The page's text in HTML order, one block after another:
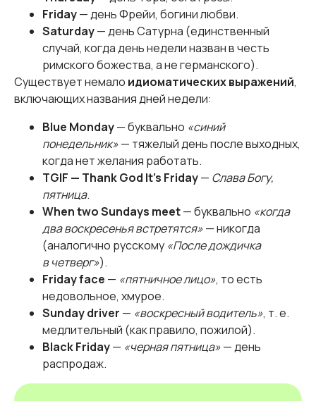
Friday— день Фрейи, богини любви.
Saturday— день Сатурна (единственный
случай, когда день недели назван в честь
римского божества, а не германского).
Существует немало идиоматических выражений,
включающих названия дней недели:
Blue Monday— буквально «синий
понедельник»— тяжелый день после выходных,
когда нет желания работать.
TGIF — Thank God It’s Friday— Слава Богу,
пятница.
When two Sundays meet— буквально «когда
два воскресенья встретятся»— никогда
(аналогично русскому «После дождичка
в четверг»).
Friday face — «пятничное лицо», то есть
недовольное, хмурое.
Sunday driver — «воскресный водитель», т. е.
медлительный (как правило, пожилой).
Black Friday— «черная пятница»— день
распродаж.